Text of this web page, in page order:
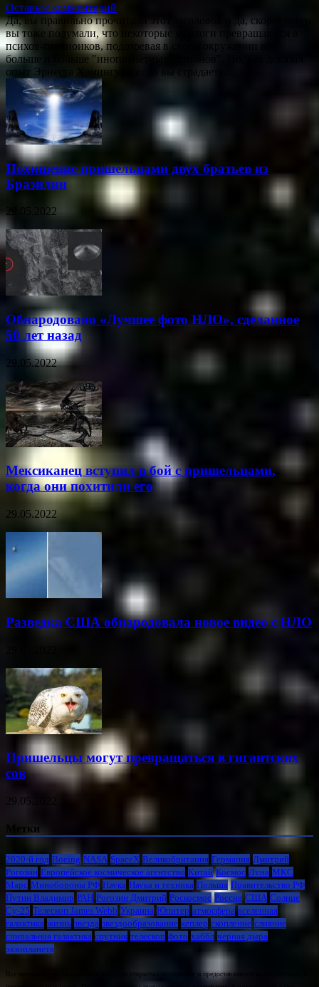
Оставьте комментарий
Да, вы правильно прочитали этот заголовок и да, скорее всего
вы тоже подумали, что некоторые уфологи превращаются в
психов-параноиков, подозревая в своем окружении все
больше и больше "инопланетных шпионов". Но, как доказал
опыт Эрнеста Хэмингуэя, если вы страдаете…
Похищение пришельцами двух братьев из
Бразилии
29.05.2022
Обнародовано «Лучшее фото НЛО», сделанное
50 лет назад
29.05.2022
Мексиканец вступил в бой с пришельцами,
когда они похитили его
29.05.2022
Разведка США обнародовала новое видео с НЛО
Пришельцы могут превращаться в гигантских
сов
29.05.2022
Метки
2020-й год Boeing NASA SpaceX Великобритания Германия Дмитрий
Рогозин Европейское космическое агентство Китай Космос Луна МКС
Марс Минoбороны РФ Наука Наука и техника Польша Правительство РФ
Путин Владимир РАН Рогозин Дмитрий Роскосмос Россия США Солнце
Су-25 Телескоп James Webb Украина Юпитер атмосфера вселенная
галактика жизнь звезда звездообразование кеплер скопление слияние
спиральная галактика спутник телескоп фото хаббл черная дыра
экзопланета
Все материалы на данном сайте взяты из открытых источников и предоставляются исключительно в